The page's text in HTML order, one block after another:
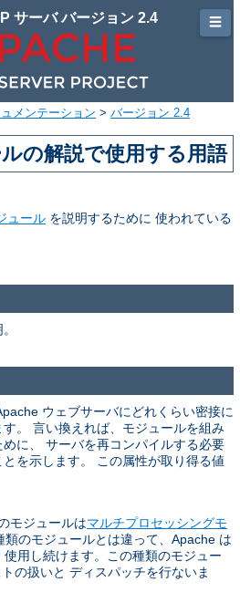
サーバ バージョン 2.4
ュメンテーション > バージョン 2.4
の解説で使用する用語
ュール を説明するために 使われている
ウェブサーバにどれくらい密接に
。 言い換えれば、モジュールを組み
に、 サーバを再コンパイルする必要
を示します。 この属性が取り得る値
モジュールはマルチプロセッシングモ
類のモジュールとは違って、Apache は
用し続けます。この種類のモジュー
の扱いと ディスパッチを行ないま
☰